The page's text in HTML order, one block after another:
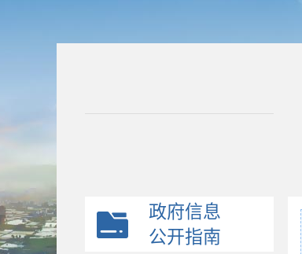
政府信息
公开指南